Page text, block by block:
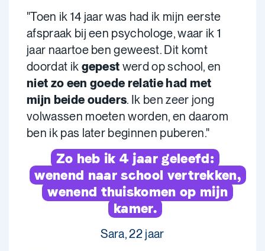
"Toen ik 14 jaar was had ik mijn eerste
afspraak bij een psychologe, waar ik 1
jaar naartoe ben geweest. Dit komt
doordat ik gepest werd op school, en
niet zo een goede relatie had met
mijn beide ouders. Ik ben zeer jong
volwassen moeten worden, en daarom
ben ik pas later beginnen puberen."
Zo heb ik 4 jaar geleefd:
wenend naar school vertrekken,
wenend thuiskomen op mijn
kamer.
Sara, 22 jaar